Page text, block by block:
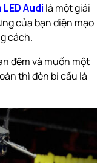
Audi là một giải
của bạn diện mạo
cách.
đêm và muốn một
thì đèn bi cầu là